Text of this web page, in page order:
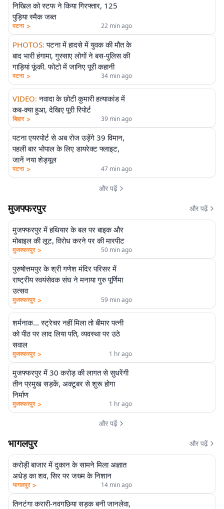
निखिल को स्टफ ने किया गिरफ्तार, 125
पुड़िया स्मैक जब्त
पटना > 22 min ago
PHOTOS: पटना में हादसे में युवक की मौत के
बाद भारी हंगामा, गुस्साए लोगों ने बस-पुलिस की
गाड़ियां फूंकी. फोटो में जानिए पूरी कहानी
पटना > 34 min ago
VIDEO: नवादा के छोटी कुमारी हत्याकांड में
कब-क्या हुआ, देखिए पूरी रिपोर्ट
बिहार > 39 min ago
पटना एयरपोर्ट से अब रोज उड़ेंगे 39 विमान,
पहली बार भोपाल के लिए डायरेक्ट फ्लाइट,
जानें नया शेड्यूल
पटना > 47 min ago
और पढ़ें
मुजफ्फरपुर और पढ़ें
मुजफ्फरपुर में हथियार के बल पर बाइक और
मोबाइल की लूट, विरोध करने पर की मारपीट
मुजफ्फरपुर > 50 min ago
पुरुषोत्तमपुर के श्री गणेश मंदिर परिसर में
राष्ट्रीय स्वयंसेवक संघ ने मनाया गुरु पूर्णिमा
उत्सव
मुजफ्फरपुर > 59 min ago
शर्मनाक... स्ट्रेचर नहीं मिला तो बीमार पत्नी
को पीठ पर लाद लिया पति, व्यवस्था पर उठे
सवाल
मुजफ्फरपुर > 1 hr ago
मुजफ्फरपुर में 30 करोड़ की लागत से सुधरेंगी
तीन प्रमुख सड़कें, अक्टूबर से शुरू होगा
निर्माण
मुजफ्फरपुर > 1 hr ago
और पढ़ें
भागलपुर और पढ़ें
करोड़ी बाजार में दुकान के सामने मिला अज्ञात
अधेड़ का शव, सिर पर जख्म के निशान
भागलपुर > 14 min ago
तिनटंगा करारी-नवगछिया सड़क बनी जानलेवा,